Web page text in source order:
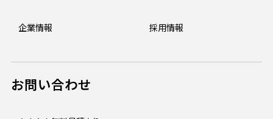
企業情報 採用情報
お問い合わせ